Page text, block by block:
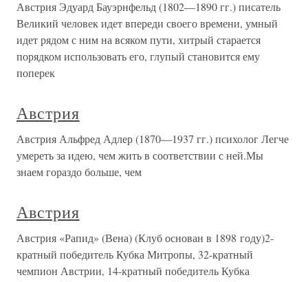
Австрия Эдуард Бауэрнфельд (1802—1890 гг.) писатель
Великий человек идет впереди своего времени, умный
идет рядом с ним на всяком пути, хитрый старается
порядком использовать его, глупый становится ему
поперек
Австрия
Австрия Альфред Адлер (1870—1937 гг.) психолог Легче
умереть за идею, чем жить в соответствии с ней.Мы
знаем гораздо больше, чем
Австрия
Австрия «Рапид» (Вена) (Клуб основан в 1898 году)2-
кратный победитель Кубка Митропы, 32-кратный
чемпион Австрии, 14-кратный победитель Кубка